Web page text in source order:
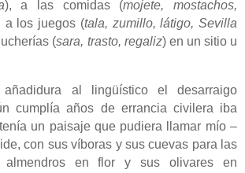
), a las comidas (mojete, mostachos,
a los juegos (tala, zumillo, látigo, Sevilla
(sara, trasto, regaliz) en un sitio u
al lingüístico el desarraigo
cumplía años de errancia civilera iba
un paisaje que pudiera llamar mío –
con sus víboras y sus cuevas para las
almendros en flor y sus olivares en